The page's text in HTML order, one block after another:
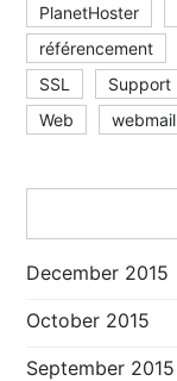
PlanetHoster
référencement
SSL
Support
Web
webmail
December 2015
October 2015
September 2015